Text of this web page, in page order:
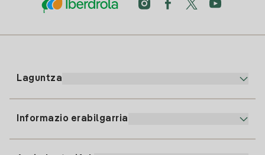
Laguntza
Informazio erabilgarria